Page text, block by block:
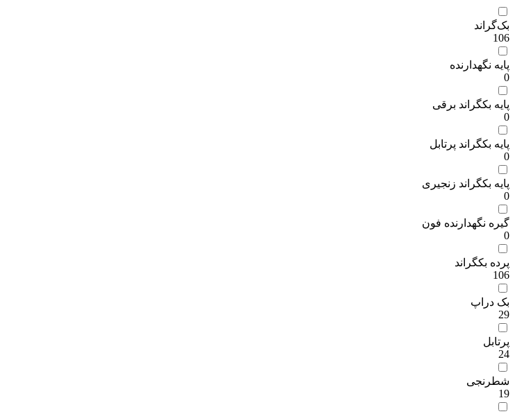
بک‌گراند
106
پایه نگهدارنده
0
پایه بکگراند برقی
0
پایه بکگراند پرتابل
0
پایه بکگراند زنجیری
0
گیره نگهدارنده فون
0
پرده بکگراند
106
بک دراپ
29
پرتابل
24
شطرنجی
19